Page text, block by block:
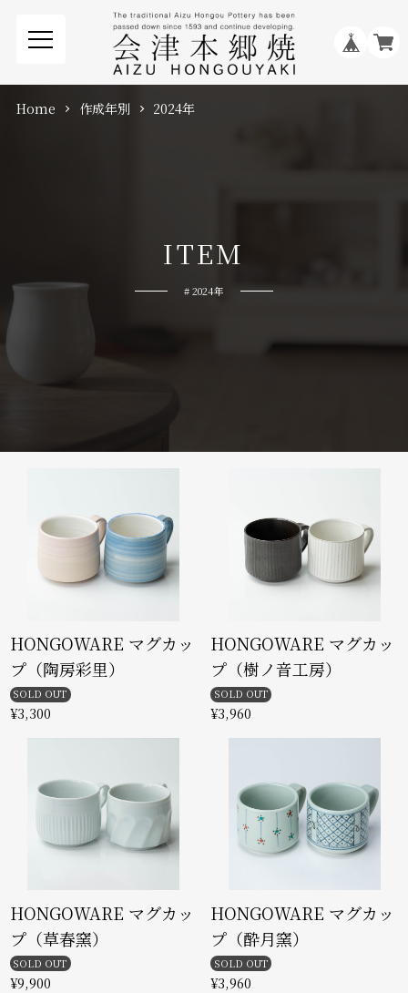
ITEM
# 2024年
Home 作成年別 2024年
HONGOWARE マグカッ
プ（陶房彩里）
SOLD OUT
¥3,300
HONGOWARE マグカッ
プ（樹ノ音工房）
SOLD OUT
¥3,960
HONGOWARE マグカッ
プ（草春窯）
SOLD OUT
¥9,900
HONGOWARE マグカッ
プ（酔月窯）
SOLD OUT
¥3,960